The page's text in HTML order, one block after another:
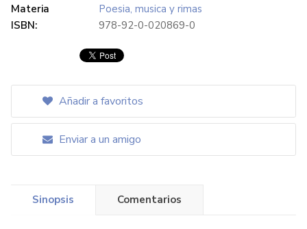
Materia
Poesia, musica y rimas
ISBN:
978-92-0-020869-0
Añadir a favoritos
Enviar a un amigo
Sinopsis Comentarios